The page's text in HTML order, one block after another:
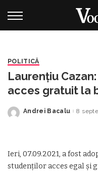
POLITICĂ
Laurențiu
acces gratuit la
Universitare.”
Posted
Andrei Bacalu 8
Ieri, 07.09.2021, a fost
studenților acces egal și